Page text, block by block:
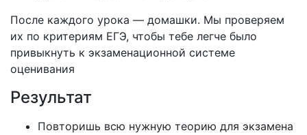
После каждого урока — домашки. Мы проверяем
их по критериям ЕГЭ, чтобы тебе легче было
привыкнуть к экзаменационной системе
оценивания
Результат
Повторишь всю нужную теорию для экзамена